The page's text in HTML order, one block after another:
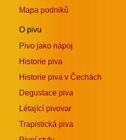
Mapa podniků
O pivu
Pivo jako nápoj
Historie piva
Historie piva v Čechách
Degustace piva
Létající pivovar
Trapistická piva